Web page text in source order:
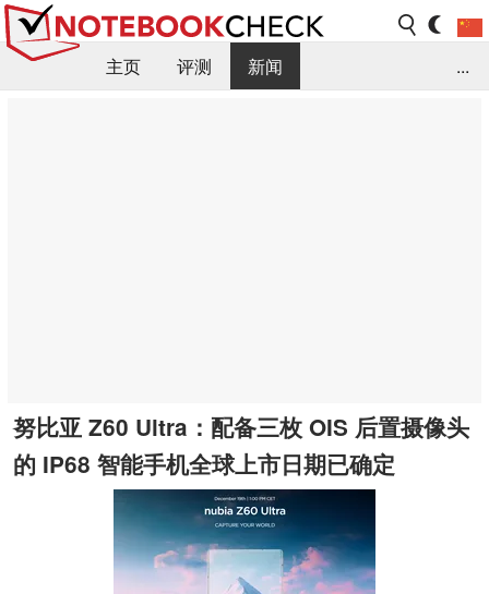
主页 评测
新闻
...
努比亚 Z60 Ultra：配备三枚 OIS 后置摄像头
的 IP68 智能手机全球上市日期已确定